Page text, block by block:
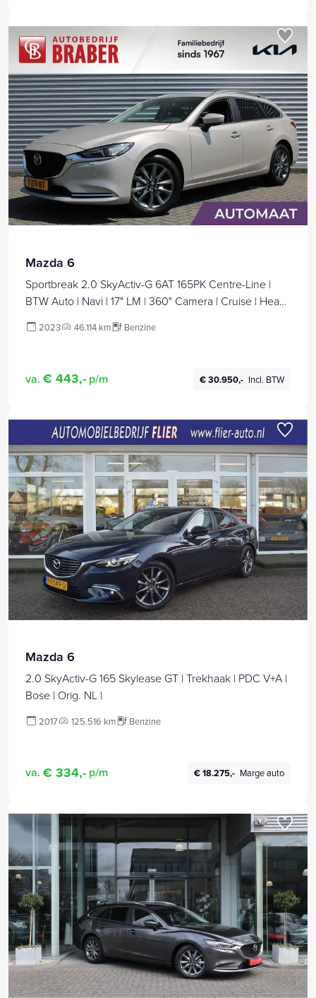
Mazda 6
Sportbreak 2.0 SkyActiv-G 6AT 165PK Centre-Line |
BTW Auto | Navi | 17" LM | 360° Camera | Cruise | Head-
2023 46.114 km Benzine
va. € 443,- p/m € 30.950,- Incl. BTW
Mazda 6
2.0 SkyActiv-G 165 Skylease GT | Trekhaak | PDC V+A |
Bose | Orig. NL |
2017 125.516 km Benzine
va. € 334,- p/m € 18.275,- Marge auto